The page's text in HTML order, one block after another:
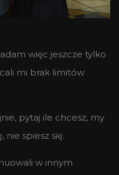
więc jeszcze tylko
mi brak limitów
pytaj ile chcesz, my
nie spiesz się.
w innym